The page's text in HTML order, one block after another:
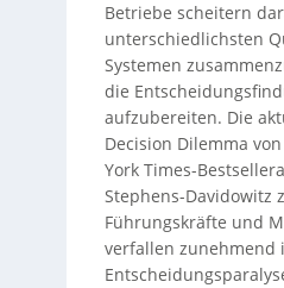
Betriebe scheitern
unterschiedlichsten
Systemen
die
aufzubereiten. Die
Decision Dilemma
York Times-
Stephens-Davidowitz
Führungskräfte und
verfallen zunehmend